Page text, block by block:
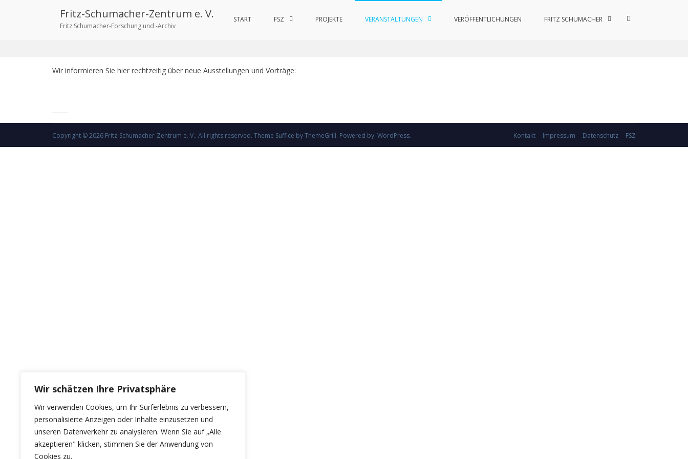
Wir schätzen Ihre Privatsphäre
Wir verwenden Cookies, um Ihr Surferlebnis zu verbessern,
personalisierte Anzeigen oder Inhalte einzusetzen und
unseren Datenverkehr zu analysieren. Wenn Sie auf „Alle
akzeptieren" klicken, stimmen Sie der Anwendung von
Cookies zu.
Fritz-Schumacher-Zentrum e. V.
Fritz Schumacher-Forschung und -Archiv
START FSZ PROJEKTE VERANSTALTUNGEN VERÖFFENTLICHUNGEN FRITZ SCHUMACHER
Such-
Ausstellungen und Vorträge
Wir informieren Sie hier rechtzeitig über neue Ausstellungen und Vorträge:
Copyright © 2026 Fritz-Schumacher-Zentrum e. V.. All rights reserved. Theme Suffice by ThemeGrill. Powered by: WordPress. Kontakt Impressum Datenschutz FSZ